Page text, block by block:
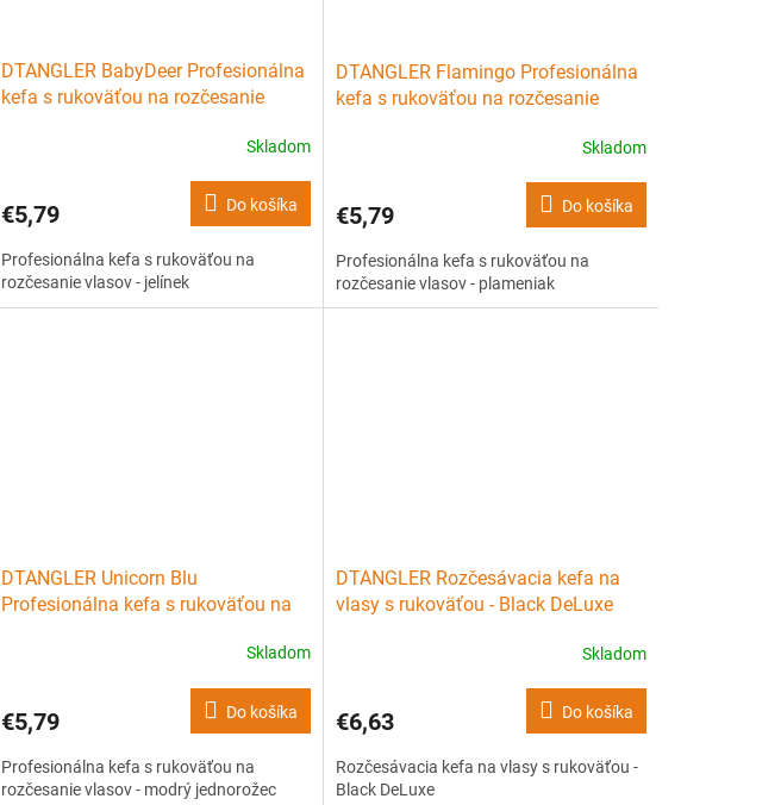
DTANGLER BabyDeer Profesionálna
kefa s rukoväťou na rozčesanie
Skladom
€5,79 Do košíka
Profesionálna kefa s rukoväťou na
rozčesanie vlasov - jelínek
DTANGLER Flamingo Profesionálna
kefa s rukoväťou na rozčesanie
Skladom
€5,79 Do košíka
Profesionálna kefa s rukoväťou na
rozčesanie vlasov - plameniak
DTANGLER Unicorn Blu
Profesionálna kefa s rukoväťou na
Skladom
€5,79 Do košíka
Profesionálna kefa s rukoväťou na
rozčesanie vlasov - modrý jednorožec
DTANGLER Rozčesávacia kefa na
vlasy s rukoväťou - Black DeLuxe
Skladom
€6,63 Do košíka
Rozčesávacia kefa na vlasy s rukoväťou -
Black DeLuxe